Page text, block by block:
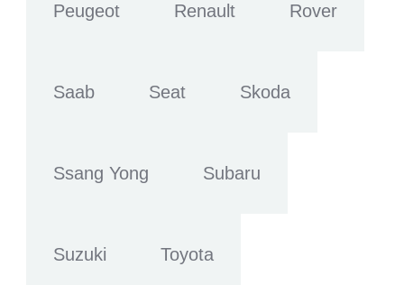
Peugeot Renault Rover
Saab Seat Skoda
Ssang Yong Subaru
Suzuki Toyota